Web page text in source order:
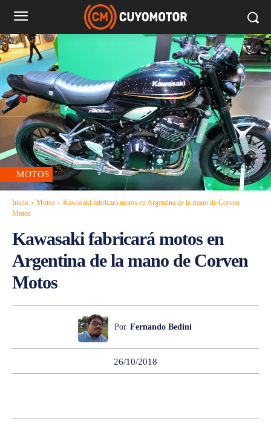
MOTOS
Inicio Motos
Kawasaki fabricará motos en Argentina de la mano de Corven
Motos
Kawasaki fabricará motos en
Argentina de la mano de Corven
Motos
Por Fernando Bedini
26/10/2018